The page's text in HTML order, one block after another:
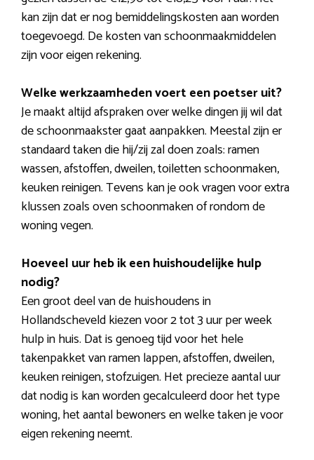
kan zijn dat er nog bemiddelingskosten aan worden
toegevoegd. De kosten van schoonmaakmiddelen
zijn voor eigen rekening.
Welke werkzaamheden voert een poetser uit?
Je maakt altijd afspraken over welke dingen jij wil dat
de schoonmaakster gaat aanpakken. Meestal zijn er
standaard taken die hij/zij zal doen zoals: ramen
wassen, afstoffen, dweilen, toiletten schoonmaken,
keuken reinigen. Tevens kan je ook vragen voor extra
klussen zoals oven schoonmaken of rondom de
woning vegen.
Hoeveel uur heb ik een huishoudelijke hulp
nodig?
Een groot deel van de huishoudens in
Hollandscheveld kiezen voor 2 tot 3 uur per week
hulp in huis. Dat is genoeg tijd voor het hele
takenpakket van ramen lappen, afstoffen, dweilen,
keuken reinigen, stofzuigen. Het precieze aantal uur
dat nodig is kan worden gecalculeerd door het type
woning, het aantal bewoners en welke taken je voor
eigen rekening neemt.